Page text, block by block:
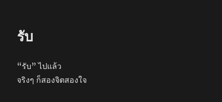
รับ
“รับ” ไปแล้ว
จริงๆ ก็สองจิตสองใจ